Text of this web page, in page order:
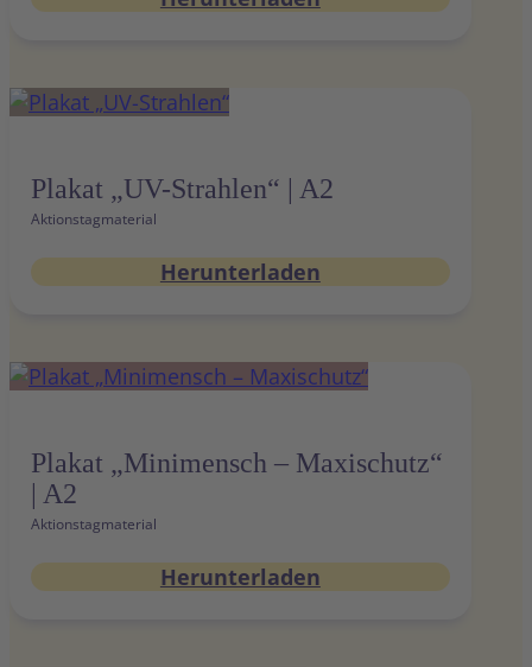
Plakat „UV-Strahlen“ | A2
Aktionstagmaterial
Herunterladen
Plakat „Minimensch – Maxischutz“
| A2
Aktionstagmaterial
Herunterladen